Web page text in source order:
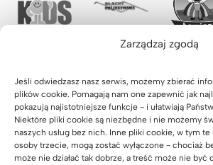
Zarządzaj zgodą
Jeśli odwiedzasz nasz serwis, możemy zbierać
plików cookie. Pomagają nam one zapewnić jak
pokazują najistotniejsze funkcje - i ułatwiają
Niektóre pliki cookie są niezbędne i nie możemy
naszych usług bez nich. Inne pliki cookie, w tym
osoby trzecie, mogą zostać wyłączone - chociaż
może nie działać tak dobrze, a treść może nie być